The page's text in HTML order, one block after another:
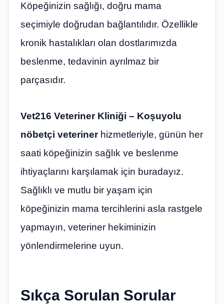
Köpeğinizin sağlığı, doğru mama
seçimiyle doğrudan bağlantılıdır. Özellikle
kronik hastalıkları olan dostlarımızda
beslenme, tedavinin ayrılmaz bir
parçasıdır.
Vet216 Veteriner Kliniği – Koşuyolu
nöbetçi veterinerhizmetleriyle, günün her
saati köpeğinizin sağlık ve beslenme
ihtiyaçlarını karşılamak için buradayız.
Sağlıklı ve mutlu bir yaşam için
köpeğinizin mama tercihlerini asla rastgele
yapmayın, veteriner hekiminizin
yönlendirmelerine uyun.
Sıkça Sorulan Sorular